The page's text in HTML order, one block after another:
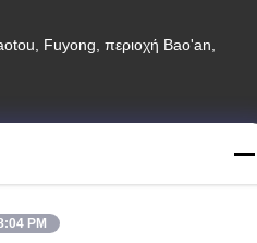
Fuyong, περιοχή Bao'an,
PM